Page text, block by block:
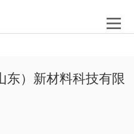
东）新材料科技有限